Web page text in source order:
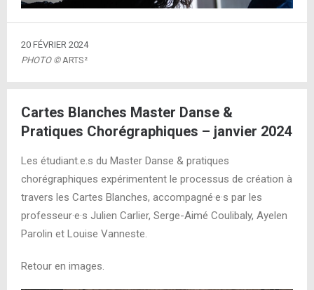
20 FÉVRIER 2024
PHOTO ©ARTS²
Cartes Blanches Master Danse &
Pratiques Chorégraphiques – janvier 2024
Les étudiant.e.s du Master Danse & pratiques
chorégraphiques expérimentent le processus de création à
travers les Cartes Blanches, accompagné·e·s par les
professeur·e·s Julien Carlier, Serge-Aimé Coulibaly, Ayelen
Parolin et Louise Vanneste.
Retour en images.